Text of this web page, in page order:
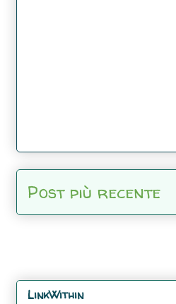
Post più recente
LinkWithin